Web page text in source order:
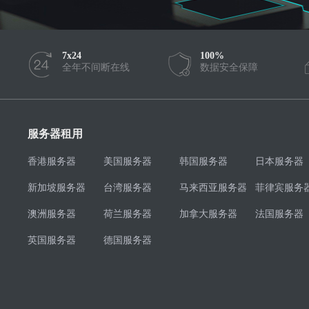
7x24
全年不间断在线
100%
数据安全保障
服务器租用
香港服务器 美国服务器 韩国服务器 日本服务器
新加坡服务器 台湾服务器 马来西亚服务器 菲律宾服务
澳洲服务器 荷兰服务器 加拿大服务器 法国服务器
英国服务器 德国服务器